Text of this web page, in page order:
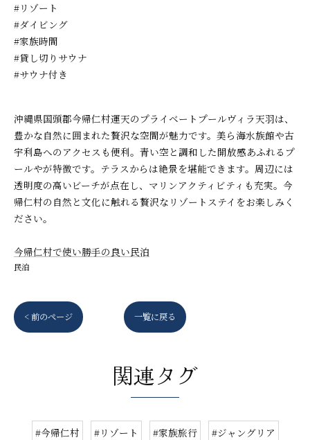
#リゾート
#ダイビング
#家族時間
#貸し切りサウナ
#サウナ付き
沖縄県国頭郡今帰仁村運天のプライベートプールヴィラ天羽は、
豊かな自然に囲まれた贅沢な空間が魅力です。美ら海水族館や古
宇利島へのアクセスも便利。青い空と調和した開放感あふれるプ
ールやが特徴です。テラスからは絶景を堪能できます。周辺には
透明度の高いビーチが点在し、マリンアクティビティも充実。今
帰仁村の自然と文化に触れる贅沢なリゾートステイをお楽しみく
ださい。
今帰仁村で使い勝手の良い民泊
民泊
< 前のページ 一覧に戻る
関連タグ
#今帰仁村 #リゾート #家族旅行
#ジャングリア